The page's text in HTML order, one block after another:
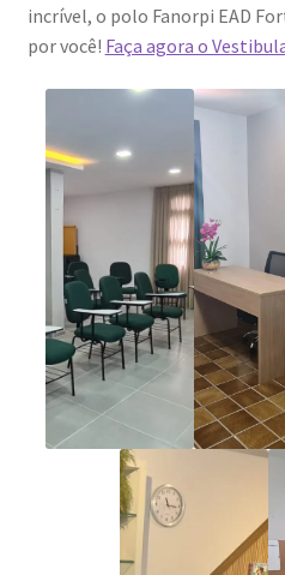
incrível, o polo Fanorpi EAD
por você! Faça agora o